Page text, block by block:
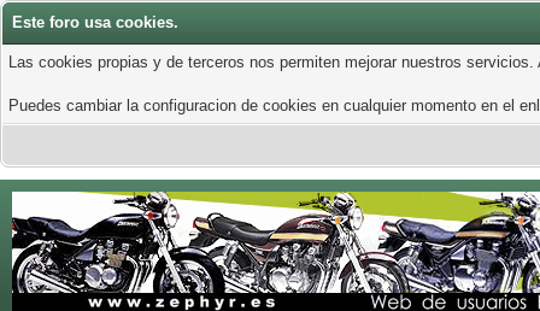
Este foro usa cookies.
Las cookies propias y de terceros nos permiten mejorar nuestros
Puedes cambiar la configuracion de cookies en cualquier momento en el